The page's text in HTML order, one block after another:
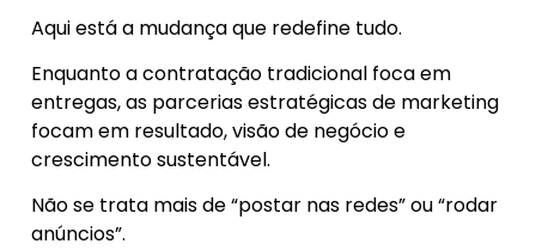
Aqui está a mudança que redefine tudo.
Enquanto a contratação tradicional foca em
entregas, as parcerias estratégicas de marketing
focam em resultado, visão de negócio e
crescimento sustentável.
Não se trata mais de “postar nas redes” ou “rodar
anúncios”.